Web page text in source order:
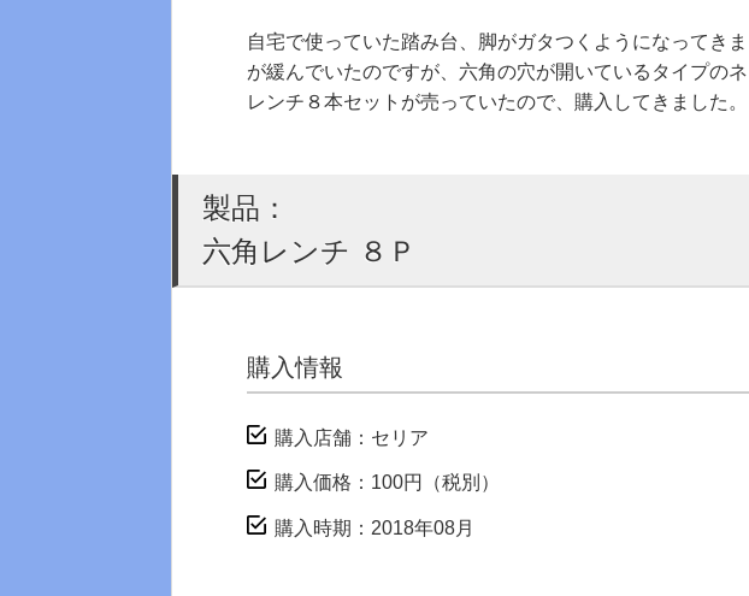
自宅で使っていた踏み台、脚がガタつくようになってき
が緩んでいたのですが、六角の穴が開いているタイプの
レンチ８本セットが売っていたので、購入してきました。
製品：
六角レンチ ８Ｐ
購入情報
購入店舗：セリア
購入価格：100円（税別）
購入時期：2018年08月